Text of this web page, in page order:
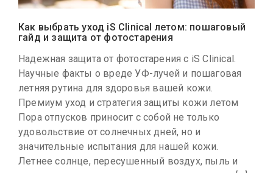
Как выбрать уход iS Clinical летом: пошаговый
гайд и защита от фотостарения
Надежная защита от фотостарения с iS Clinical.
Научные факты о вреде УФ-лучей и пошаговая
летняя рутина для здоровья вашей кожи.
Премиум уход и стратегия защиты кожи летом
Пора отпусков приносит с собой не только
удовольствие от солнечных дней, но и
значительные испытания для нашей кожи.
Летнее солнце, пересушенный воздух, пыль и